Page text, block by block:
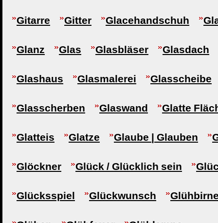
Gitarre Gitter Glacehandschuh
Glanz Glas Glasbläser Glasdach
Glashaus Glasmalerei Glasscheibe
Glasscherben Glaswand Glatte
Glatteis Glatze Glaube | Glauben
Glöckner Glück / Glücklich sein
Glücksspiel Glückwunsch